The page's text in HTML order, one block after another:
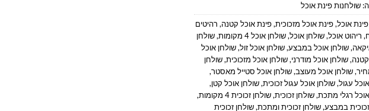
שולחנות פינת אוכל
פינת אוכל,פינת אוכל מזכוכית,פינת אוכל קטנה, רהיטים
, ריהוט אוכל,שולחן אוכל,שולחן אוכל 4 מקומות ,שולחן
,שולחן אוכל במבצע,שולחן אוכל זול,שולחן אוכל
,שולחן אוכל מודרני,שולחן אוכל מזכוכית,שולחן
,שולחן אוכל מעוצב,שולחן אוכל סטייל מאסטר,
עגול,שולחן אוכל עגול זכוכית,שולחן אוכל קטן,
רגלי מתכת,שולחן זכוכית,שולחן זכוכית 4 מקומות
,
במבצע,שולחן זכוכית ומתכת,שולחן זכוכית